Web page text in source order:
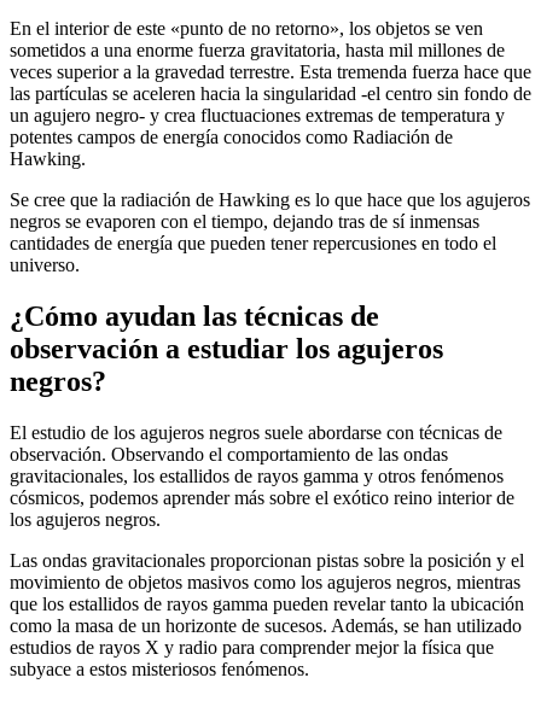
En el interior de este «punto de no retorno», los objetos se ven
sometidos a una enorme fuerza gravitatoria, hasta mil millones de
veces superior a la gravedad terrestre. Esta tremenda fuerza hace que
las partículas se aceleren hacia la singularidad -el centro sin fondo de
un agujero negro- y crea fluctuaciones extremas de temperatura y
potentes campos de energía conocidos como Radiación de
Hawking.
Se cree que la radiación de Hawking es lo que hace que los agujeros
negros se evaporen con el tiempo, dejando tras de sí inmensas
cantidades de energía que pueden tener repercusiones en todo el
universo.
¿Cómo ayudan las técnicas de
observación a estudiar los agujeros
negros?
El estudio de los agujeros negros suele abordarse con técnicas de
observación. Observando el comportamiento de las ondas
gravitacionales, los estallidos de rayos gamma y otros fenómenos
cósmicos, podemos aprender más sobre el exótico reino interior de
los agujeros negros.
Las ondas gravitacionales proporcionan pistas sobre la posición y el
movimiento de objetos masivos como los agujeros negros, mientras
que los estallidos de rayos gamma pueden revelar tanto la ubicación
como la masa de un horizonte de sucesos. Además, se han utilizado
estudios de rayos X y radio para comprender mejor la física que
subyace a estos misteriosos fenómenos.